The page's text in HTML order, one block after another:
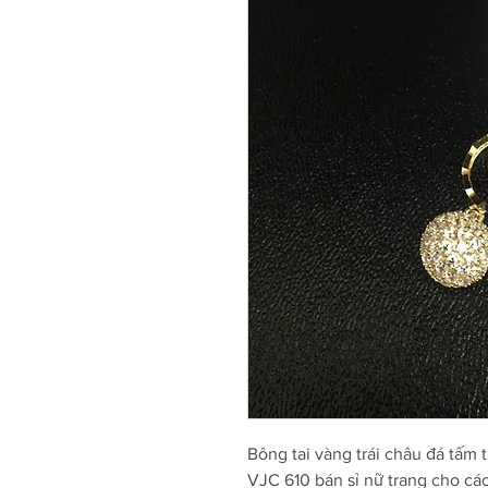
Bông tai vàng trái châu đá tấm
VJC 610 bán sỉ nữ trang cho